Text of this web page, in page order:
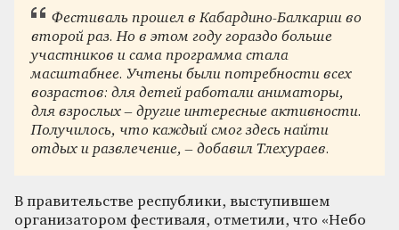
Фестиваль прошел в Кабардино-Балкарии во
второй раз. Но в этом году гораздо больше
участников и сама программа стала
масштабнее. Учтены были потребности всех
возрастов: для детей работали аниматоры,
для взрослых – другие интересные активности.
Получилось, что каждый смог здесь найти
отдых и развлечение, – добавил Тлехураев.
В правительстве республики, выступившем
организатором фестиваля, отметили, что «Небо